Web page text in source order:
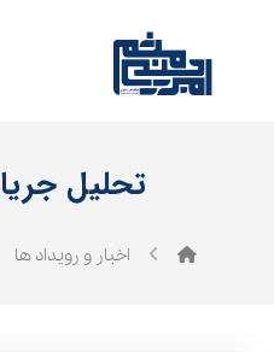
تحلیل
اخبار و رویداد ها